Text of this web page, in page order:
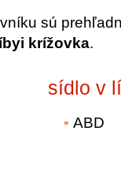
sú
krížovka.
sídlo v
ABD